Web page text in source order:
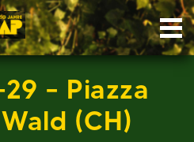
– Piazza
(CH)